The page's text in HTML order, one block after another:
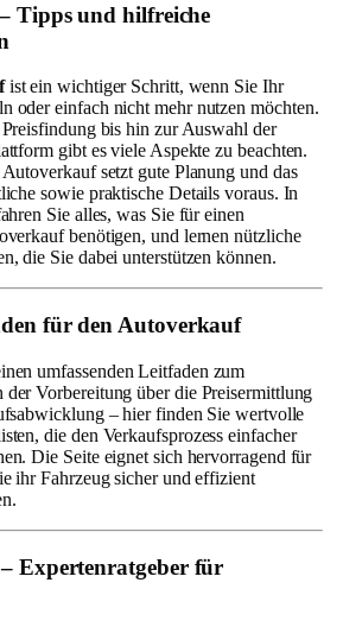
Tipps und hilfreiche
ist ein wichtiger Schritt, wenn Sie Ihr
oder einfach nicht mehr nutzen möchten.
bis hin zur Auswahl der
gibt es viele Aspekte zu beachten.
setzt gute Planung und das
sowie praktische Details voraus. In
Sie alles, was Sie für einen
benötigen, und lernen nützliche
die Sie dabei unterstützen können.
für den Autoverkauf
umfassenden Leitfaden zum
Vorbereitung über die Preisermittlung
– hier finden Sie wertvolle
die den Verkaufsprozess einfacher
Die Seite eignet sich hervorragend für
ihr Fahrzeug sicher und effizient
Expertenratgeber für